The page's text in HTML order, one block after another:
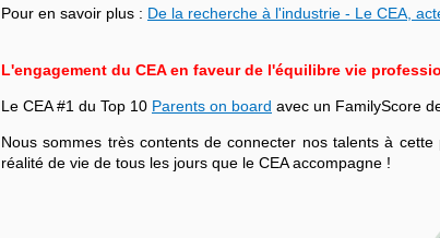
Pour en savoir plus : De la recherche à l'industrie - Le CEA,
L'engagement du CEA en faveur de l'équilibre vie
Le CEA #1 du Top 10 Parents on board avec un FamilyScore
Nous sommes très contents de connecter nos talents à
réalité de vie de tous les jours que le CEA accompagne !